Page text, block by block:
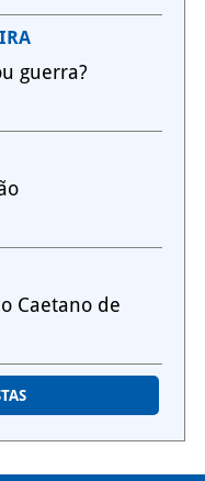
guerra?
Caetano de